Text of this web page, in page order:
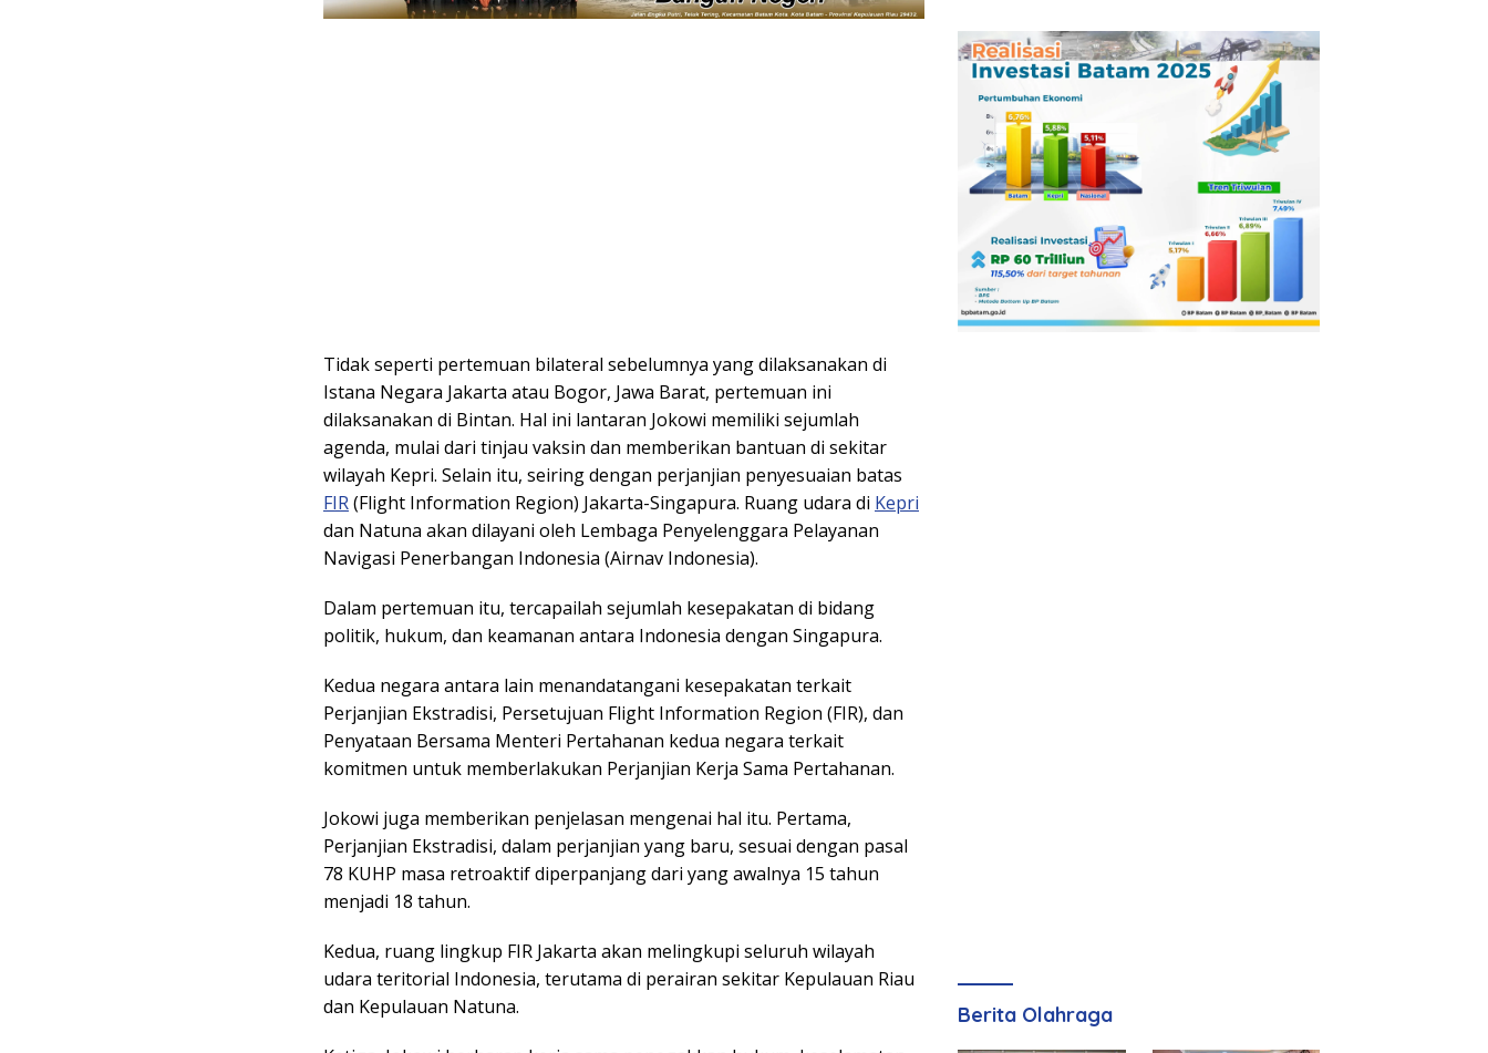
Tidak seperti pertemuan bilateral sebelumnya yang dilaksanakan di
Istana Negara Jakarta atau Bogor, Jawa Barat, pertemuan ini
dilaksanakan di Bintan. Hal ini lantaran Jokowi memiliki sejumlah
agenda, mulai dari tinjau vaksin dan memberikan bantuan di sekitar
wilayah Kepri. Selain itu, seiring dengan perjanjian penyesuaian batas
FIR(Flight Information Region) Jakarta-Singapura. Ruang udara di Kepri
dan Natuna akan dilayani oleh Lembaga Penyelenggara Pelayanan
Navigasi Penerbangan Indonesia (Airnav Indonesia).
Dalam pertemuan itu, tercapailah sejumlah kesepakatan di bidang
politik, hukum, dan keamanan antara Indonesia dengan Singapura.
Kedua negara antara lain menandatangani kesepakatan terkait
Perjanjian Ekstradisi, Persetujuan Flight Information Region (FIR), dan
Penyataan Bersama Menteri Pertahanan kedua negara terkait
komitmen untuk memberlakukan Perjanjian Kerja Sama Pertahanan.
Jokowi juga memberikan penjelasan mengenai hal itu. Pertama,
Perjanjian Ekstradisi, dalam perjanjian yang baru, sesuai dengan pasal
78 KUHP masa retroaktif diperpanjang dari yang awalnya 15 tahun
menjadi 18 tahun.
Kedua, ruang lingkup FIR Jakarta akan melingkupi seluruh wilayah
udara teritorial Indonesia, terutama di perairan sekitar Kepulauan Riau
dan Kepulauan Natuna.
Berita Olahraga